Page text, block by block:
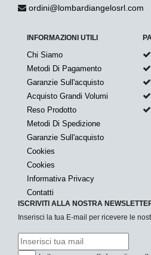
ordini@lombardiangelosrl.com
INFORMAZIONI UTILI
Chi Siamo
Metodi Di Pagamento
Garanzie Sull'acquisto
Acquisto Grandi Volumi
Reso Prodotto
Metodi Di Spedizione
Garanzie Sull'acquisto
Cookies
Cookies
Informativa Privacy
Contatti
ISCRIVITI ALLA NOSTRA
Inserisci la tua E-mail per ricevere le